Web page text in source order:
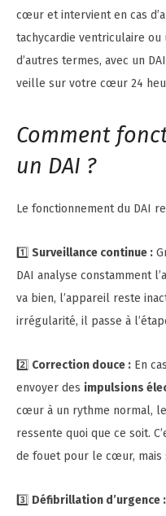
cœur et intervient en cas
tachycardie ventriculaire
d’autres termes, avec un
veille sur votre cœur 24
Comment
un DAI ?
Le fonctionnement du DAI
1️⃣ Surveillance continue :
DAI analyse constamment
va bien, l’appareil reste
irrégularité, il passe à
2️⃣ Correction douce : En
envoyer des impulsions
cœur à un rythme normal,
ressente quoi que ce soit.
de fouet pour le cœur, mais
3️⃣ Défibrillation d’urgence :